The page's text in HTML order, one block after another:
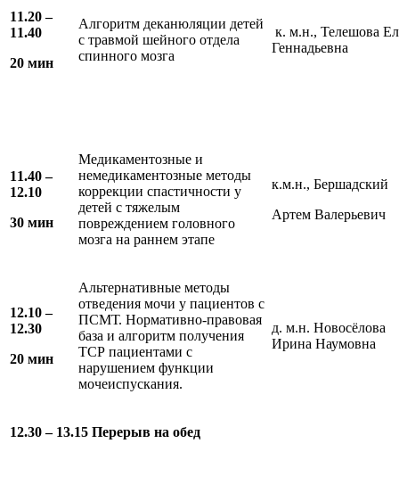
11.20 –
11.40
20 мин
Алгоритм деканюляции детей
с травмой шейного отдела
спинного мозга
к. м.н., Телешова
Геннадьевна
11.40 –
12.10
30 мин
Медикаментозные и
немедикаментозные методы
коррекции спастичности у
детей с тяжелым
повреждением головного
мозга на раннем этапе
к.м.н., Бершадский
Артем Валерьевич
12.10 –
12.30
20 мин
Альтернативные методы
отведения мочи у пациентов с
ПСМТ. Нормативно-правовая
база и алгоритм получения
ТСР пациентами с
нарушением функции
мочеиспускания.
д. м.н. Новосёлова
Ирина Наумовна
12.30 – 13.15 Перерыв на обед